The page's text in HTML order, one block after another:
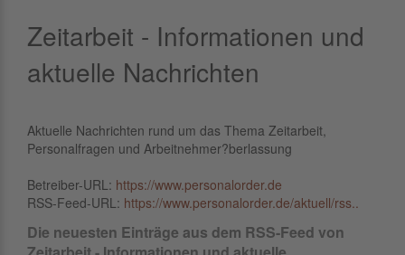
Zeitarbeit - Informationen und
aktuelle Nachrichten
Aktuelle Nachrichten rund um das Thema Zeitarbeit,
Personalfragen und Arbeitnehmer?berlassung
Betreiber-URL: https://www.personalorder.de
RSS-Feed-URL: https://www.personalorder.de/aktuell/rss..
Die neuesten Einträge aus dem RSS-Feed von